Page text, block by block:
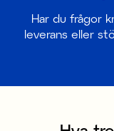
Har du frågor
leverans eller